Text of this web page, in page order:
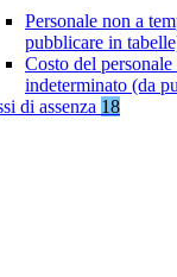
Personale non a
pubblicare in
Costo del
indeterminato (da
di assenza 18